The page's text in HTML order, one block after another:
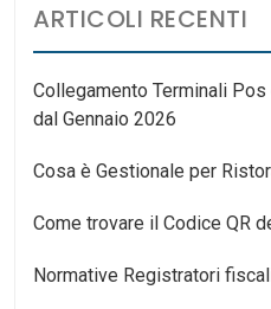
ARTICOLI RECENTI
Collegamento Terminali
dal Gennaio 2026
Cosa è Gestionale per
Come trovare il Codice QR
Normative Registratori